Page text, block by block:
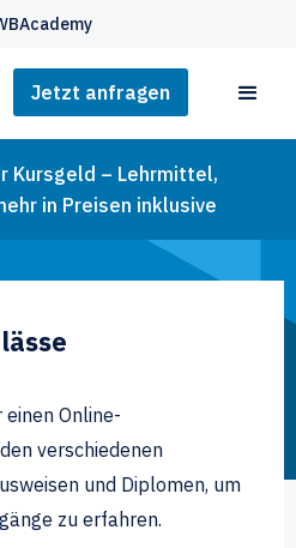
Jetzt anfragen
Kursgeld – Lehrmittel,
in Preisen inklusive
einen Online-
verschiedenen
und Diplomen, um
zu erfahren.